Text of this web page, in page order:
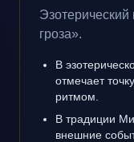
Эзотерический
гроза».
В
отмечает
ритмом.
В традиции
внешние